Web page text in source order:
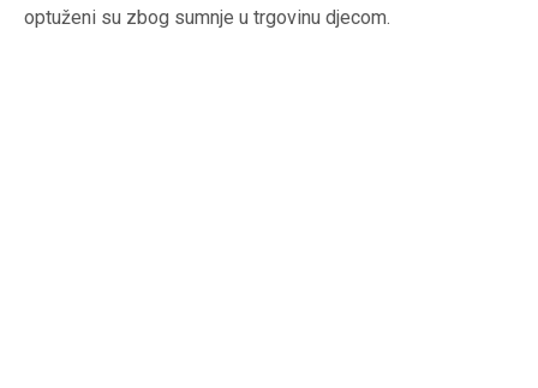
optuženi su zbog sumnje u trgovinu djecom.